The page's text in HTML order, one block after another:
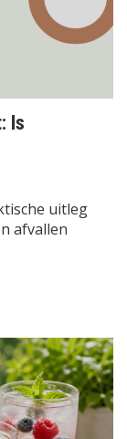
Is
uitleg
afvallen